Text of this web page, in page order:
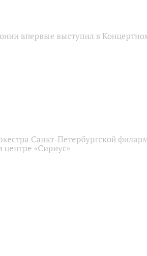
впервые выступил в
Санкт-Петербургской
«Сириус»